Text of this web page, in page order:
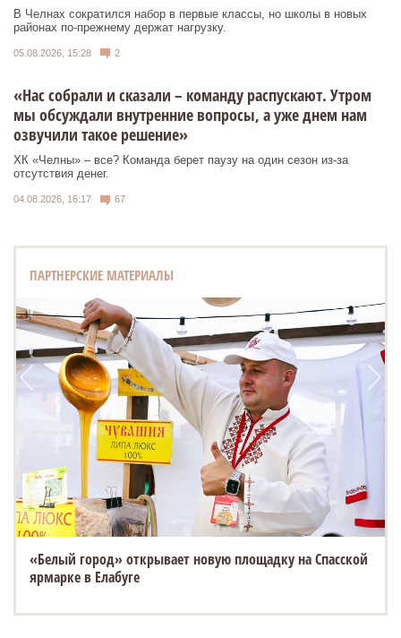
В Челнах сократился набор в первые классы, но школы в новых
районах по-прежнему держат нагрузку.
05.08.2026, 15:28 2
«Нас собрали и сказали – команду распускают. Утром
мы обсуждали внутренние вопросы, а уже днем нам
озвучили такое решение»
ХК «Челны» – все? Команда берет паузу на один сезон из-за
отсутствия денег.
04.08.2026, 16:17 67
ПАРТНЕРСКИЕ МАТЕРИАЛЫ
ESTEO MX уже в ТТС: 3 экрана, искусственный интеллект
и полный привод